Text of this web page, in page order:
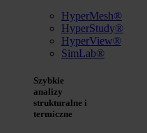
HyperMesh®
HyperStudy®
HyperView®
SimLab®
Szybkie
analizy
strukturalne i
termiczne